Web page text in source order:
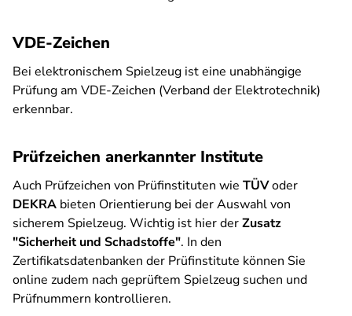
VDE-Zeichen
Bei elektronischem Spielzeug ist eine unabhängige
Prüfung am VDE-Zeichen (Verband der Elektrotechnik)
erkennbar.
Prüfzeichen anerkannter Institute
Auch Prüfzeichen von Prüfinstituten wie TÜVoder
DEKRA bieten Orientierung bei der Auswahl von
sicherem Spielzeug. Wichtig ist hier derZusatz
"Sicherheit und Schadstoffe". In den
Zertifikatsdatenbanken der Prüfinstitute können Sie
online zudem nach geprüftem Spielzeug suchen und
Prüfnummern kontrollieren.